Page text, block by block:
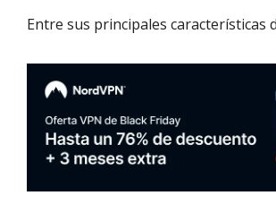
Entre sus principales características